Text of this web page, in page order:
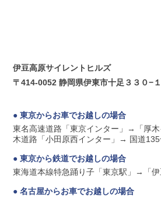
伊豆高原サイレントヒルズ
〒414-0052 静岡県伊東市十足３３０−
● 東京からお車でお越しの場合
東名高速道路「東京インター」→「厚
木道路「小田原西インター」→ 国道
● 東京から鉄道でお越しの場合
東海道本線特急踊り子「東京駅」→「
● 名古屋からお車でお越しの場合